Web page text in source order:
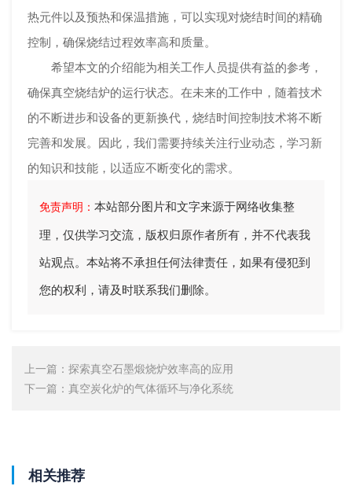
热元件以及预热和保温措施，可以实现对烧结时间的精确
控制，确保烧结过程效率高和质量。
希望本文的介绍能为相关工作人员提供有益的参考，
确保真空烧结炉的运行状态。在未来的工作中，随着技术
的不断进步和设备的更新换代，烧结时间控制技术将不断
完善和发展。因此，我们需要持续关注行业动态，学习新
的知识和技能，以适应不断变化的需求。
免责声明： 本站部分图片和文字来源于网络收集整
理，仅供学习交流，版权归原作者所有，并不代表我
站观点。本站将不承担任何法律责任，如果有侵犯到
您的权利，请及时联系我们删除。
上一篇： 探索真空石墨煅烧炉效率高的应用
下一篇： 真空炭化炉的气体循环与净化系统
相关推荐